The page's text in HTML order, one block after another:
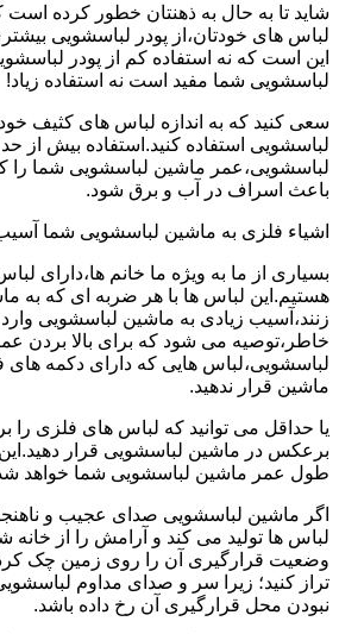
شاید تا به حال به ذهنتان خطور کرده است
لباس های خودتان،از پودر لباسشویی
این است که نه استفاده کم از پودر
لباسشویی شما مفید است نه استفاده زیاد!
سعی کنید که به اندازه لباس های کثیف
لباسشویی استفاده کنید.استفاده بیش از
لباسشویی،عمر ماشین لباسشویی شما را
باعث اسراف در آب و برق شود.
اشیاء فلزی به ماشین لباسشویی شما
بسیاری از ما به ویژه ما خانم ها،دارای
هستیم.این لباس ها با هر ضربه ای که به
زنند،آسیب زیادی به ماشین لباسشویی
خاطر،توصیه می شود که برای بالا بردن
لباسشویی،لباس هایی که دارای دکمه های
ماشین قرار ندهید.
یا حداقل می توانید که لباس های فلزی
برعکس در ماشین لباسشویی قرار
طول عمر ماشین لباسشویی شما خواهد
اگر ماشین لباسشویی صدای عجیب و
لباس ها تولید می کند و آرامش را از خانه
وضعیت قرارگیری آن را روی زمین چک کرده
تراز کنید؛ زیرا سر و صدای مداوم
نبودن محل قرارگیری آن رخ داده باشد.